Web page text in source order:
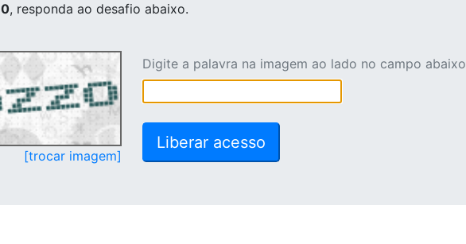
, responda ao desafio abaixo.
[trocar imagem]
Digite a palavra na imagem ao lado no campo abaixo